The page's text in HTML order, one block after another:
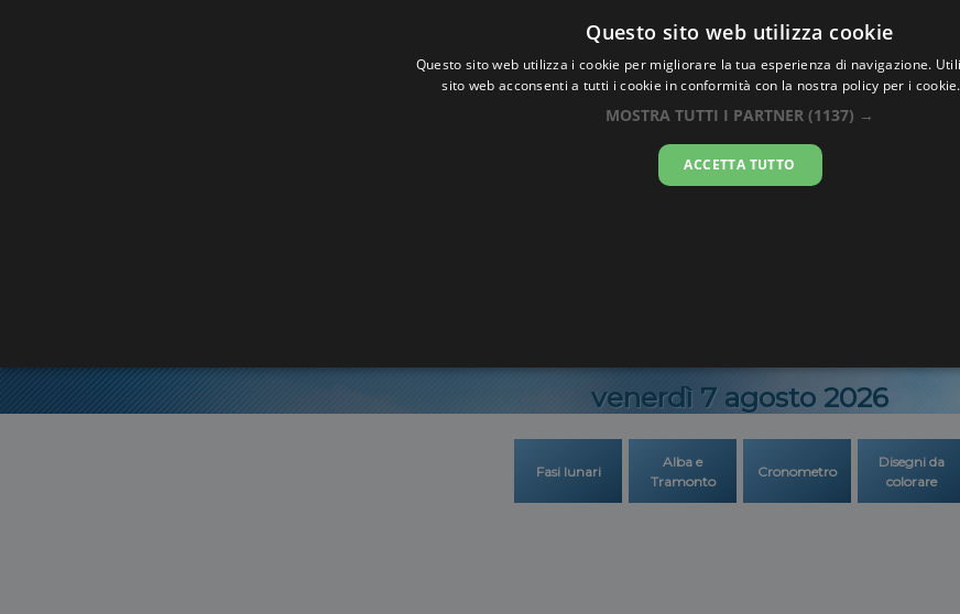
Oraesatta.co
Ora EsattaEvere
venerdì 7 agosto 2026
Fasi lunari
Alba e
Tramonto
Cronometro
Disegni da
colorare
Questo sito web utilizza cookie
Questo sito web utilizza i cookie per migliorare la tua esperienza di navigazione.
sito web acconsenti a tutti i cookie in conformità con la nostra policy per i cookie.
MOSTRA TUTTI I PARTNER (1137) →
ACCETTA TUTTO